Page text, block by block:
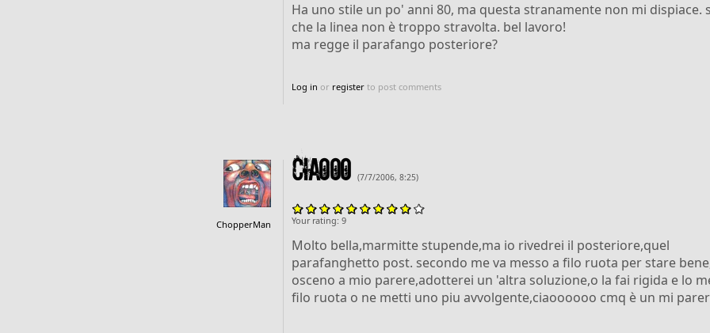
Ha uno stile un po' anni 80, ma questa stranamente non mi dispiace.
che la linea non è troppo stravolta. bel lavoro!
ma regge il parafango posteriore?
Log in or register to post comments
ChopperMan
Ciaooo (7/7/2006, 8:25)
Your rating: 9
Molto bella,marmitte stupende,ma io rivedrei il posteriore,quel
parafanghetto post. secondo me va messo a filo ruota per stare
osceno a mio parere,adotterei un 'altra soluzione,o la fai rigida e lo
filo ruota o ne metti uno piu avvolgente,ciaoooooo cmq è un mi